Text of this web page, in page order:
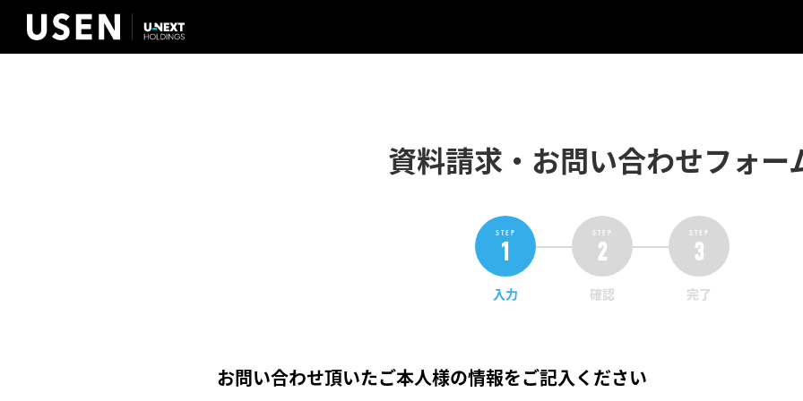
資料請求・お問い合わせフォー
入力 確認 完了
お問い合わせ頂いたご本人様の情報をご記入ください